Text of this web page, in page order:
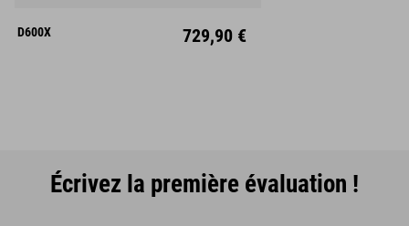
Rechts
D600X 729,90 €
Écrivez la première évaluation !